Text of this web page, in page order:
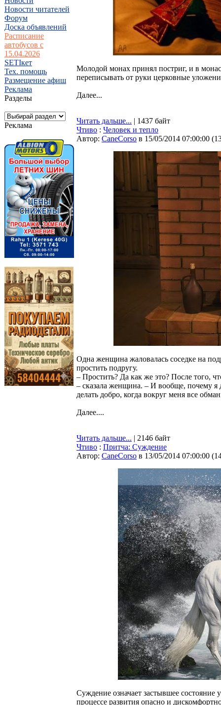
Новости читателей
Форум
Доска объявлений
Расписание
автобусов с
15.04.2026
SETIкет
Тех. помощь
Размещение афиш
Реклама
Разделы
Реклама
Молодой монах принял постриг, и в
переписывать от руки церковные
Далее...
Читать дальше... | 1437 байт
Чтиво : Человек и тепло
Автор: CaneCorso в 15/05/2014 07:00:00 (
Одна женщина жаловалась соседке на
простить подругу.
– Простить? Да как же это? После того,
– сказала женщина. – И вообще, почему
делать добро, когда вокруг меня все
Далее....
Читать дальше... | 2146 байт
Чтиво : Притча: Суждение
Автор: CaneCorso в 13/05/2014 07:00:00 (
Суждение означает застывшее состояние
процессе развития опасно и